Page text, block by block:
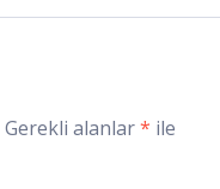
Gerekli alanlar* ile